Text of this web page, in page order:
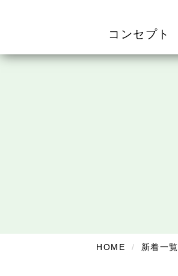
コンセプト
HOME 新着一覧